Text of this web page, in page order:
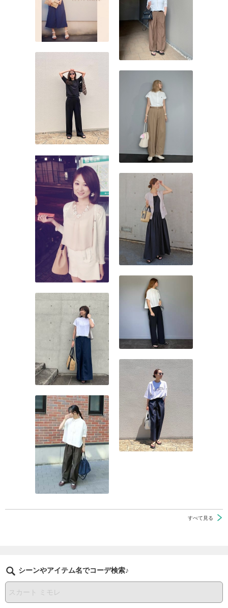
すべて見る
シーンやアイテム名でコーデ検索♪